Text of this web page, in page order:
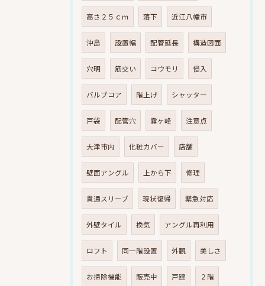
高さ２５ｃｍ 落下 近江八幡市
沖島 設置幅 配管延長 構造図面
穴明 筋交い コウモリ 侵入
バルブコア 階上げ シャッター
戸袋 配管穴 霧ヶ峰 注意点
大津市内 化粧カバー 店舗
壁面アングル 上から下 修理
貫通スリーブ 現状復帰 緊急対応
外壁タイル 換気 アングル再利用
ロフト 同一階設置 外観 美しさ
お掃除機能 販売中 戸建 ２階